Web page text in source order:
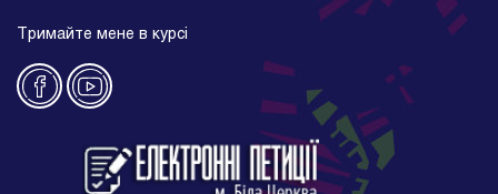
Тримайте мене в курсі